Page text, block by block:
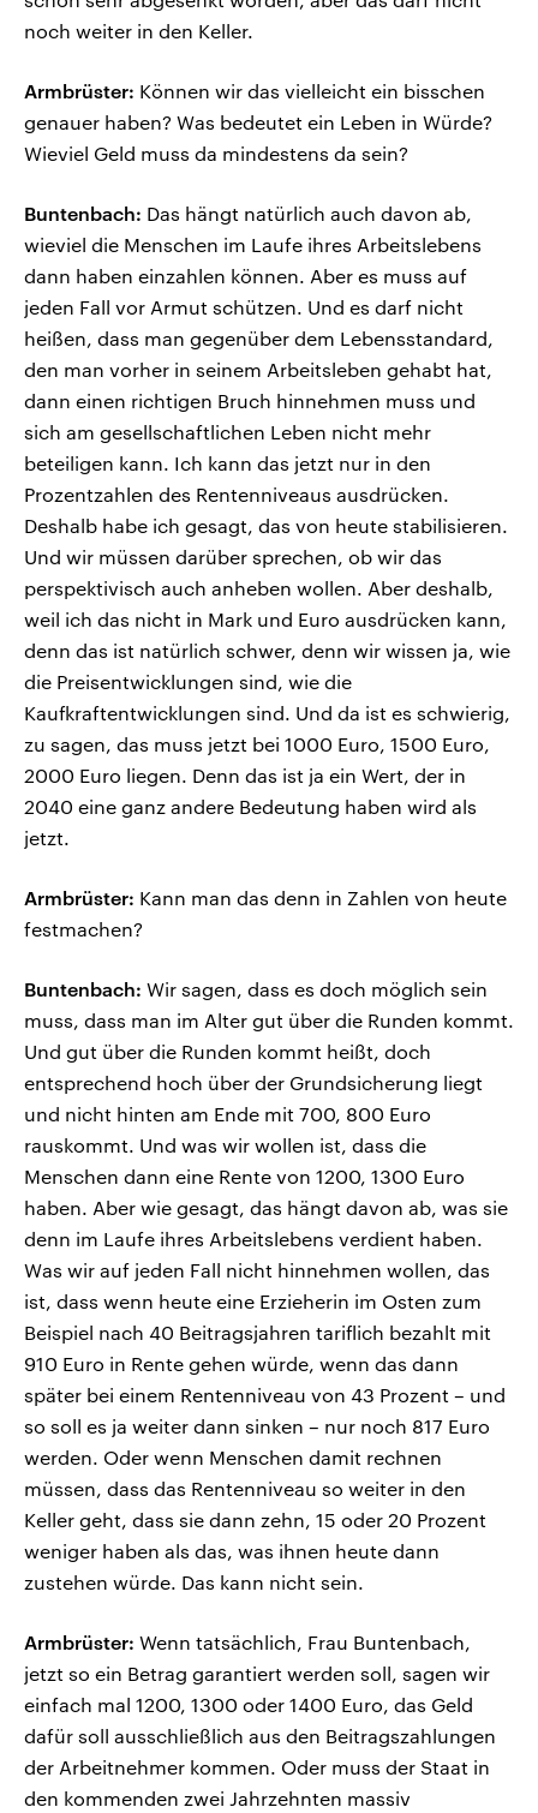
noch weiter in den Keller.
Armbrüster: Können wir das vielleicht ein bisschen
genauer haben? Was bedeutet ein Leben in Würde?
Wieviel Geld muss da mindestens da sein?
Buntenbach: Das hängt natürlich auch davon ab,
wieviel die Menschen im Laufe ihres Arbeitslebens
dann haben einzahlen können. Aber es muss auf
jeden Fall vor Armut schützen. Und es darf nicht
heißen, dass man gegenüber dem Lebensstandard,
den man vorher in seinem Arbeitsleben gehabt hat,
dann einen richtigen Bruch hinnehmen muss und
sich am gesellschaftlichen Leben nicht mehr
beteiligen kann. Ich kann das jetzt nur in den
Prozentzahlen des Rentenniveaus ausdrücken.
Deshalb habe ich gesagt, das von heute stabilisieren.
Und wir müssen darüber sprechen, ob wir das
perspektivisch auch anheben wollen. Aber deshalb,
weil ich das nicht in Mark und Euro ausdrücken kann,
denn das ist natürlich schwer, denn wir wissen ja, wie
die Preisentwicklungen sind, wie die
Kaufkraftentwicklungen sind. Und da ist es schwierig,
zu sagen, das muss jetzt bei 1000 Euro, 1500 Euro,
2000 Euro liegen. Denn das ist ja ein Wert, der in
2040 eine ganz andere Bedeutung haben wird als
jetzt.
Armbrüster: Kann man das denn in Zahlen von heute
festmachen?
Buntenbach: Wir sagen, dass es doch möglich sein
muss, dass man im Alter gut über die Runden kommt.
Und gut über die Runden kommt heißt, doch
entsprechend hoch über der Grundsicherung liegt
und nicht hinten am Ende mit 700, 800 Euro
rauskommt. Und was wir wollen ist, dass die
Menschen dann eine Rente von 1200, 1300 Euro
haben. Aber wie gesagt, das hängt davon ab, was sie
denn im Laufe ihres Arbeitslebens verdient haben.
Was wir auf jeden Fall nicht hinnehmen wollen, das
ist, dass wenn heute eine Erzieherin im Osten zum
Beispiel nach 40 Beitragsjahren tariflich bezahlt mit
910 Euro in Rente gehen würde, wenn das dann
später bei einem Rentenniveau von 43 Prozent – und
so soll es ja weiter dann sinken – nur noch 817 Euro
werden. Oder wenn Menschen damit rechnen
müssen, dass das Rentenniveau so weiter in den
Keller geht, dass sie dann zehn, 15 oder 20 Prozent
weniger haben als das, was ihnen heute dann
zustehen würde. Das kann nicht sein.
Armbrüster: Wenn tatsächlich, Frau Buntenbach,
jetzt so ein Betrag garantiert werden soll, sagen wir
einfach mal 1200, 1300 oder 1400 Euro, das Geld
dafür soll ausschließlich aus den Beitragszahlungen
der Arbeitnehmer kommen. Oder muss der Staat in
den kommenden zwei Jahrzehnten massiv